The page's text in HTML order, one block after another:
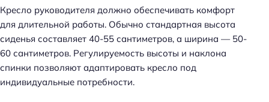
Кресло руководителя должно обеспечивать комфорт
для длительной работы. Обычно стандартная высота
сиденья составляет 40-55 сантиметров, а ширина — 50-
60 сантиметров. Регулируемость высоты и наклона
спинки позволяют адаптировать кресло под
индивидуальные потребности.